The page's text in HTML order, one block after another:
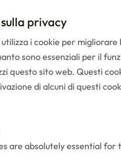
privacy
i cookie per
sono essenziali per il
questo sito web. Questi
di alcuni di questi
are absolutely essential